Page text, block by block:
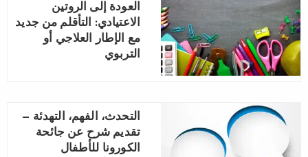
العودة إلى الروتين
الاعتيادي: التأقلم من جديد
مع الإطار العلاجي أو
التربوي
التحدث، الفهم، التهدئة –
تقديم شرح عن جائحة
الكورونا للأطفال